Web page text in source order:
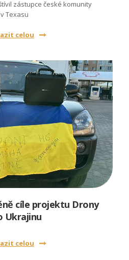
zástupce české komunity
v Texasu
celou
cíle projektu Drony
Ukrajinu
celou